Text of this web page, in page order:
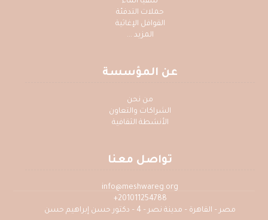
حملات التدفئة
القوافل الإغاثية
المزيد ...
عن المؤسسة
من نحن
الشراكات والتعاون
الأنشطة الثقافية
تواصل معنا
info@meshwareg.org
201011254788+
مصر – القاهرة – مدينة نصر – 4 – دكتور حسن إبراهيم حسن